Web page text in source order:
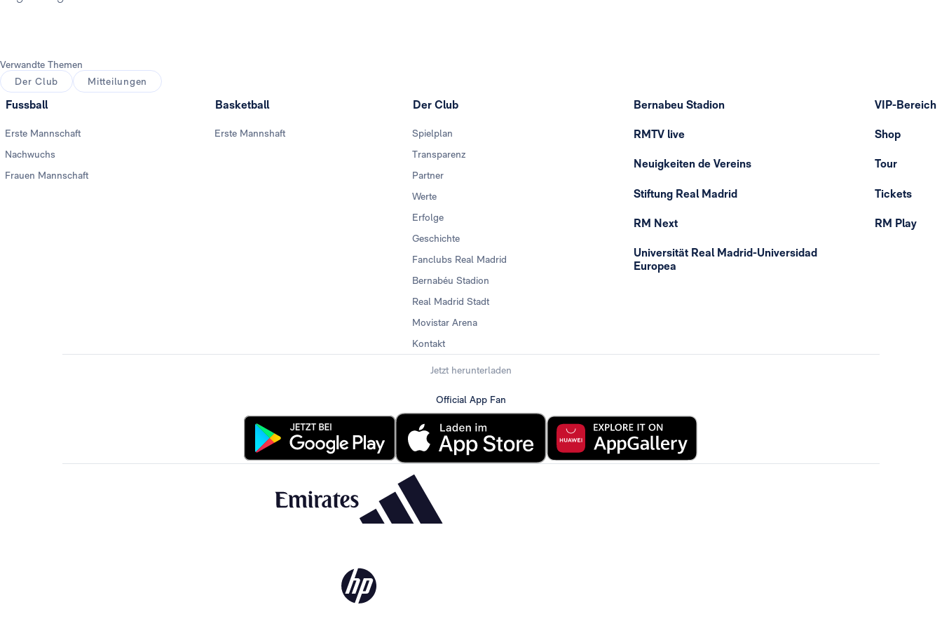
Verwandte Themen
Der Club
Mitteilungen
Fussball
Erste Mannschaft
Nachwuchs
Frauen Mannschaft
Basketball
Erste Mannshaft
Der Club
Spielplan
Transparenz
Partner
Werte
Erfolge
Geschichte
Fanclubs Real Madrid
Bernabéu Stadion
Real Madrid Stadt
Movistar Arena
Kontakt
Bernabeu Stadion
RMTV live
Neuigkeiten de Vereins
Stiftung Real Madrid
RM Next
Universität Real Madrid-Universidad
Europea
VIP-Bereich
Shop
Tour
Tickets
RM Play
Jetzt herunterladen
Official App Fan